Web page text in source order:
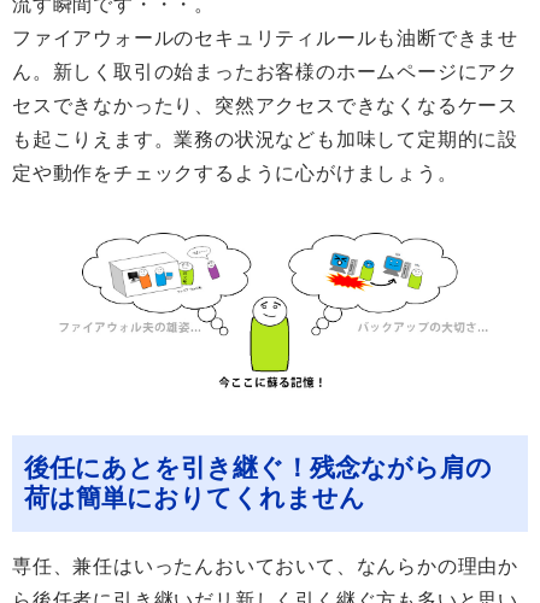
流す瞬間です・・・。
ファイアウォールのセキュリティルールも油断できませ
ん。新しく取引の始まったお客様のホームページにアク
セスできなかったり、突然アクセスできなくなるケース
も起こりえます。業務の状況なども加味して定期的に設
定や動作をチェックするように心がけましょう。
後任にあとを引き継ぐ！残念ながら肩の
荷は簡単におりてくれません
専任、兼任はいったんおいておいて、なんらかの理由か